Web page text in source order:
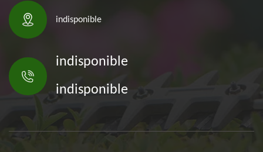
indisponible
indisponible
indisponible